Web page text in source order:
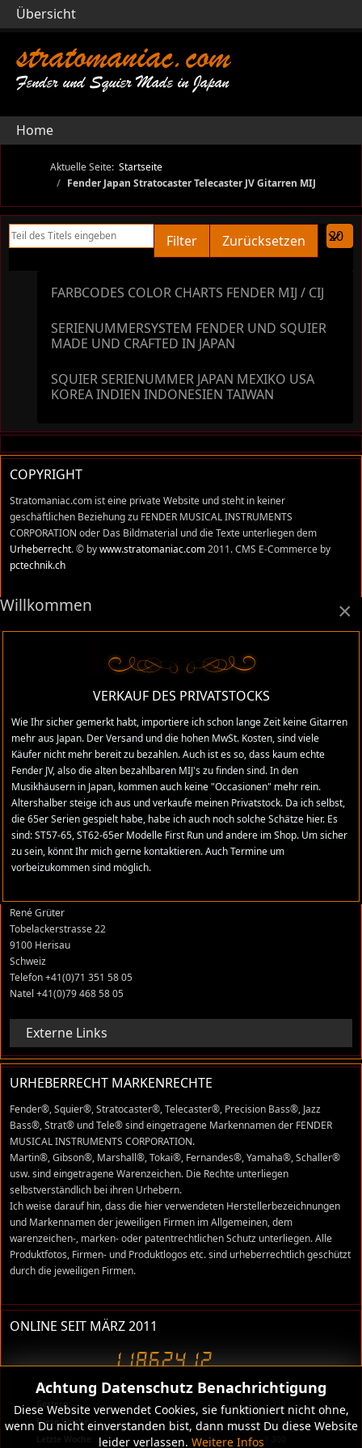
stratomaniac.com
Fender und Squier Made in Japan
Home
Aktuelle Seite: Startseite
Fender Japan Stratocaster Telecaster JV Gitarren MIJ
Teil des Titels eingeben
Filter Zurücksetzen
FARBCODES COLOR CHARTS FENDER MIJ / CIJ
SERIENUMMERSYSTEM FENDER UND SQUIER
MADE UND CRAFTED IN JAPAN
SQUIER SERIENUMMER JAPAN MEXIKO USA
KOREA INDIEN INDONESIEN TAIWAN
Achtung Datenschutz Benachrichtigung
Diese Website verwendet Cookies, sie funktioniert nicht ohne,
wenn Du nicht einverstanden bist, dann musst Du diese Website
leider verlassen. Weitere Infos
COPYRIGHT
Stratomaniac.com ist eine private Website und steht in keiner
geschäftlichen Beziehung zu FENDER MUSICAL INSTRUMENTS
CORPORATION oder Das Bildmaterial und die Texte unterliegen dem
Urheberrecht. © bywww.stratomaniac.com2011. CMS E-Commerce by
pctechnik.ch
Ich weise darauf hin, dass die hier verwendeten Herstellerbezeichnungen
warenzeichen-, marken- oder patentrechtlichen Schutz unterliegen. Ich
Äusserungen, sind meine persönlichen Meinungen und Erfahrungswerte,
angeeignet habe. Trotz sorgfältigster Prüfung können sich Irrtümer,
Verwechslungen oder Fehler eingeschlichen haben. Ich übernehme keine
Verantwortung für absolute Richtigkeit aller Angaben, die auf dieser Website
gemacht wurden.
Administratives
ADRESSE
René Grüter
Tobelackerstrasse 22
9100 Herisau
Schweiz
Telefon +41(0)71 351 58 05
Natel +41(0)79 468 58 05
Externe Links
URHEBERRECHT MARKENRECHTE
Fender®, Squier®, Stratocaster®, Telecaster®, Precision Bass®, Jazz
Bass®, Strat® und Tele® sind eingetragene Markennamen der FENDER
MUSICAL INSTRUMENTS CORPORATION.
Martin®, Gibson®, Marshall®, Tokai®, Fernandes®, Yamaha®, Schaller®
usw. sind eingetragene Warenzeichen. Die Rechte unterliegen
selbstverständlich bei ihren Urhebern.
Ich weise darauf hin, dass die hier verwendeten Herstellerbezeichnungen
und Markennamen der jeweiligen Firmen im Allgemeinen, dem
warenzeichen-, marken- oder patentrechtlichen Schutz unterliegen. Alle
Produktfotos, Firmen- und Produktlogos etc. sind urheberrechtlich geschützt
durch die jeweiligen Firmen.
ONLINE SEIT MÄRZ 2011
Heute:
237
Gestern:
319
Diese Woche:
1.219
×
Willkommen
VERKAUF DES PRIVATSTOCKS
Wie Ihr sicher gemerkt habt, importiere ich schon lange Zeit keine Gitarren
mehr aus Japan. Der Versand und die hohen MwSt. Kosten, sind viele
Käufer nicht mehr bereit zu bezahlen. Auch ist es so, dass kaum echte
Fender JV, also die alten bezahlbaren MIJ's zu finden sind. In den
Musikhäusern in Japan, kommen auch keine "Occasionen" mehr rein.
Altershalber steige ich aus und verkaufe meinen Privatstock. Da ich selbst,
die 65er Serien gespielt habe, habe ich auch noch solche Schätze hier. Es
sind: ST57-65, ST62-65er Modelle First Run und andere im Shop. Um sicher
zu sein, könnt Ihr mich gerne kontaktieren. Auch Termine um
vorbeizukommen sind möglich.
Übersicht